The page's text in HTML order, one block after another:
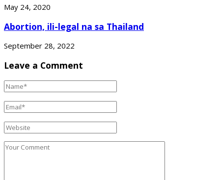
May 24, 2020
Abortion, ili-legal na sa Thailand
September 28, 2022
Leave a Comment